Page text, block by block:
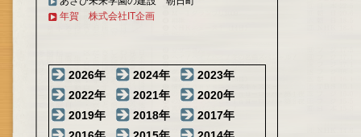
年賀 株式会社IT企画
2026年 2024年
2023年
2022年
2021年
2020年
2019年
2018年
2017年